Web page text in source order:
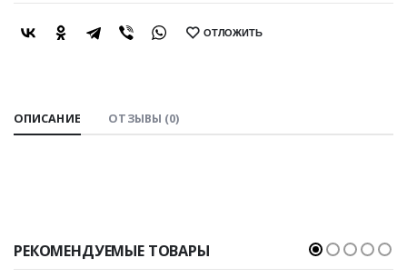
SHARE: ОТЛОЖИТЬ
ОПИСАНИЕ ОТЗЫВЫ (0)
РЕКОМЕНДУЕМЫЕ ТОВАРЫ